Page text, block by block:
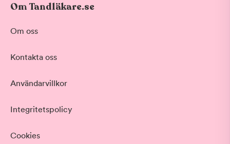
Om Tandläkare.se
Om oss
Kontakta oss
Användarvillkor
Integritetspolicy
Cookies